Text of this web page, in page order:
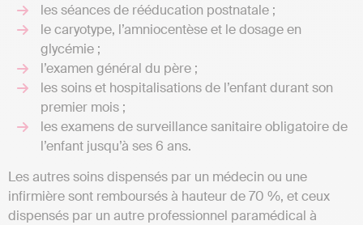
les séances de rééducation postnatale ;
le caryotype, l’amniocentèse et le dosage en
glycémie ;
l’examen général du père ;
les soins et hospitalisations de l’enfant durant son
premier mois ;
les examens de surveillance sanitaire obligatoire de
l’enfant jusqu’à ses 6 ans.
Les autres soins dispensés par un médecin ou une
infirmière sont remboursés à hauteur de 70 %, et ceux
dispensés par un autre professionnel paramédical à